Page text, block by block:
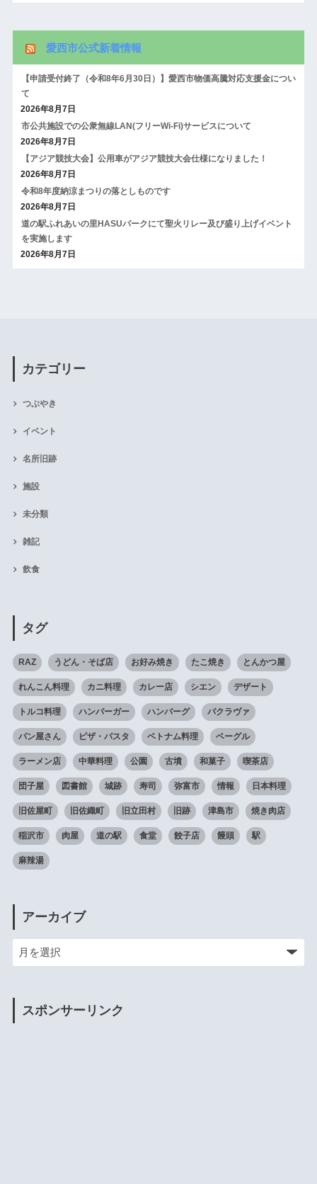
愛西市公式新着情報
【申請受付終了（令和8年6月30日）】愛西市物価高騰対応支援金につい
て
2026年8月7日
市公共施設での公衆無線LAN(フリーWi-Fi)サービスについて
2026年8月7日
【アジア競技大会】公用車がアジア競技大会仕様になりました！
2026年8月7日
令和8年度納涼まつりの落としものです
2026年8月7日
道の駅ふれあいの里HASUパークにて聖火リレー及び盛り上げイベント
を実施します
2026年8月7日
カテゴリー
つぶやき
イベント
名所旧跡
施設
未分類
雑記
飲食
タグ
RAZ うどん・そば店 お好み焼き たこ焼き とんかつ屋
れんこん料理 カニ料理 カレー店 シエン デザート
トルコ料理 ハンバーガー ハンバーグ バクラヴァ
パン屋さん ピザ・パスタ ベトナム料理 ベーグル
ラーメン店 中華料理 公園 古墳 和菓子 喫茶店
団子屋 図書館 城跡 寿司 弥富市 情報 日本料理
旧佐屋町 旧佐織町 旧立田村 旧跡 津島市 焼き肉店
稲沢市 肉屋 道の駅 食堂 餃子店 饅頭 駅
麻辣湯
アーカイブ
スポンサーリンク